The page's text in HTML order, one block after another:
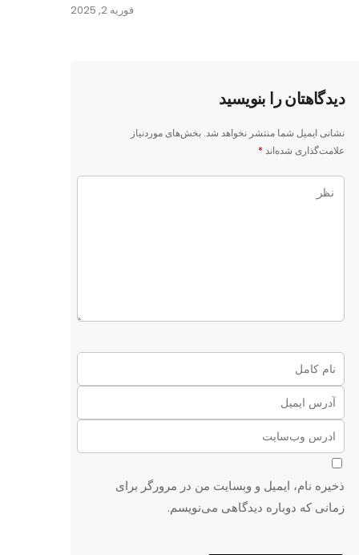
فوریه 2, 2025
دیدگاهتان را بنویسید
نشانی ایمیل شما منتشر نخواهد شد.بخش‌های موردنیاز
علامت‌گذاری شده‌اند*
ذخیره نام، ایمیل و وبسایت من در مرورگر برای
زمانی که دوباره دیدگاهی می‌نویسم.